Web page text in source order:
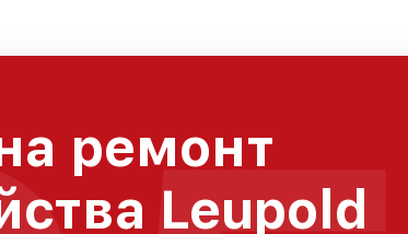
ремонт
Leupold